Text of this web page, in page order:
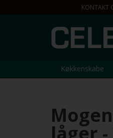
KONTAKT
Køkkenskabe